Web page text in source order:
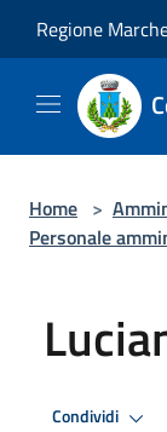
Regione
Home >
Personale
Condividi